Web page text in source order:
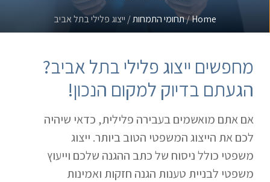
Home
/תחומי התמחות/ ייצוג פלילי בתל אביב
מחפשים ייצוג פלילי בתל אביב?
הגעתם בדיוק למקום הנכון!
אם אתם מואשמים בעבירה פלילית, כדאי שיהיה
לכם את הייצוג המשפטי הטוב ביותר. ייצוג
משפטי כולל ניסוח של כתב ההגנה שלכם וייעוץ
משפטי לבניית טענות הגנה חזקות ואמינות